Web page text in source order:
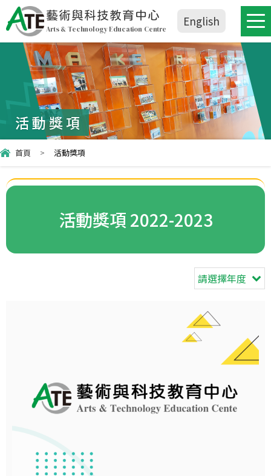
藝術與科技教育中心
Arts & Technology Education Centre
English
活動獎項
首頁 > 活動獎項
活動獎項 2022-2023
請選擇年度